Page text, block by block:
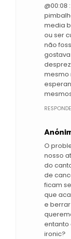
media
ou ser
não
mesmo
O
nosso
do
de
ficam
que
e
entanto
ironic?